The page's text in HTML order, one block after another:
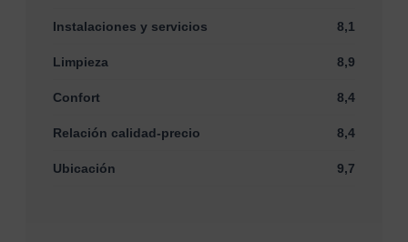
Instalaciones y servicios 8,1
Limpieza 8,9
Confort 8,4
Relación calidad-precio 8,4
Ubicación 9,7